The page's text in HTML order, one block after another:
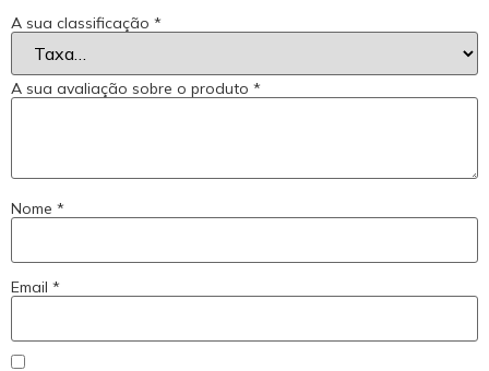
A sua classificação *
A sua avaliação sobre o produto *
Nome *
Email *